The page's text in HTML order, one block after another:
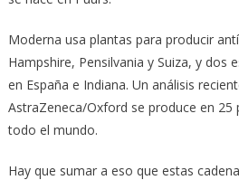
Moderna usa plantas para producir
Hampshire, Pensilvania y Suiza, y dos
en España e Indiana. Un análisis
AstraZeneca/Oxford se produce en 25
todo el mundo.
Hay que sumar a eso que estas